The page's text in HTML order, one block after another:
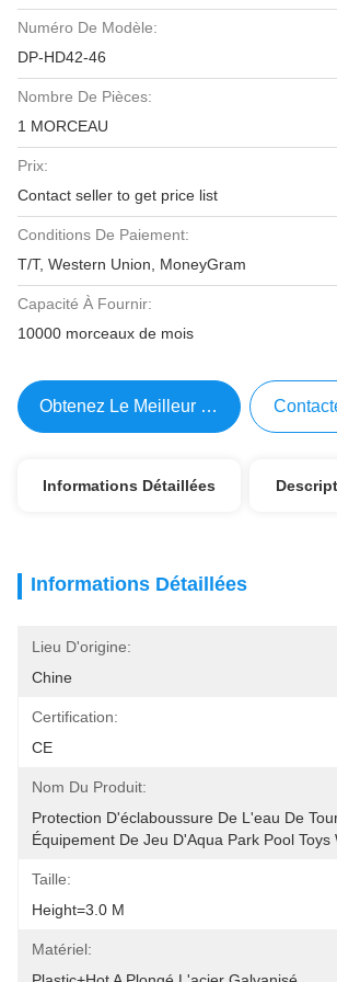
Numéro De Modèle:
DP-HD42-46
Nombre De Pièces:
1 MORCEAU
Prix:
Contact seller to get price list
Conditions De Paiement:
T/T, Western Union, MoneyGram
Capacité À Fournir:
10000 morceaux de mois
Obtenez Le Meilleur Prix
Informations Détaillées
Informations Détaillées
Lieu D'origine:
Chine
Certification:
CE
Nom Du Produit:
Protection D'éclaboussure De L'eau De
Équipement De Jeu D'Aqua Park Pool Toys
Taille:
Height=3.0 M
Matériel: